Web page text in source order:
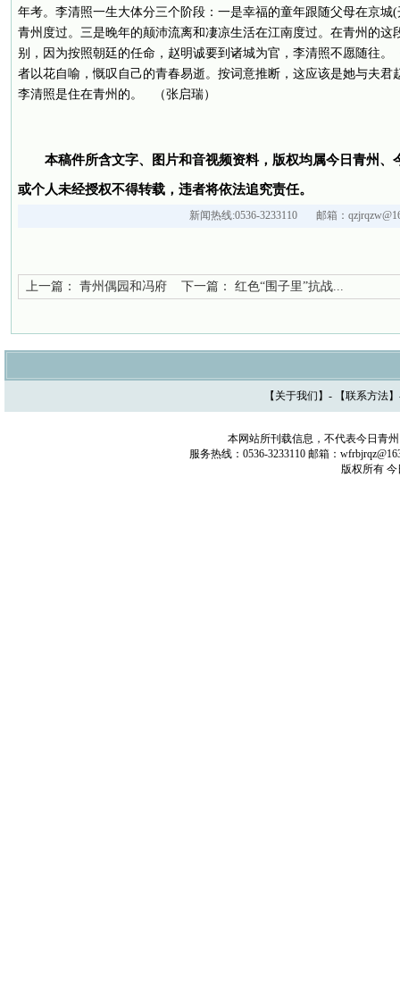
年考。李清照一生大体分三个阶段：一是幸福的童年跟随父母在京城
青州度过。三是晚年的颠沛流离和凄凉生活在江南度过。在青州的这
别，因为按照朝廷的任命，赵明诚要到诸城为官，李清照不愿随往。
者以花自喻，慨叹自己的青春易逝。按词意推断，这应该是她与夫君
李清照是住在青州的。 （张启瑞）
本稿件所含文字、图片和音视频资料，版权均属今日青州、
或个人未经授权不得转载，违者将依法追究责任。
新闻热线:0536-3233110 邮箱：
上一篇： 青州偶园和冯府下一篇： 红色“围子里”抗战...
【 关于我们 】- 【联系方法
本网站所刊载信息，不代表今日青
服务热线：0536-3233110 邮箱：
版权所有 今